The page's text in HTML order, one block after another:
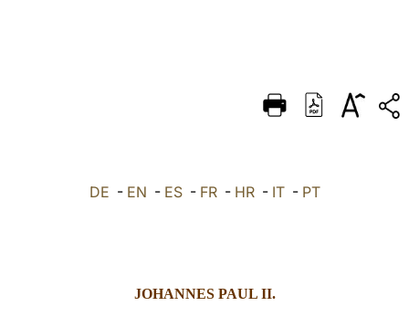
DEUTSCH
العربيّة DE - EN - ES- FR- HR- IT- PT
JOHANNES PAUL II.